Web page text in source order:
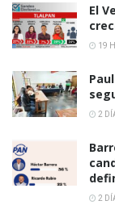
El
19
2
2